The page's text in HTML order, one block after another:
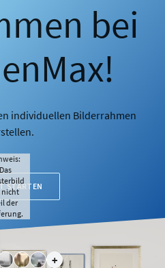
bei
individuellen Bilderrahmen
STARTEN
+
Das
nicht
der